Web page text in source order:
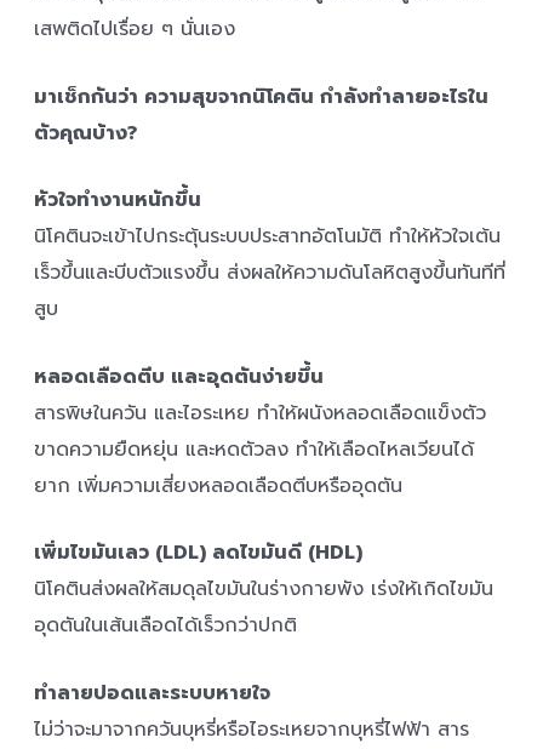
เสพติดไปเรื่อย ๆ นั่นเอง
มาเช็กกันว่า ความสุขจากนิโคติน กำลังทำลายอะไรใน
ตัวคุณบ้าง?
หัวใจทำงานหนักขึ้น
นิโคตินจะเข้าไปกระตุ้นระบบประสาทอัตโนมัติ ทำให้หัวใจเต้น
เร็วขึ้นและบีบตัวแรงขึ้น ส่งผลให้ความดันโลหิตสูงขึ้นทันทีที่
สูบ
หลอดเลือดตีบ และอุดตันง่ายขึ้น
สารพิษในควัน และไอระเหย ทำให้ผนังหลอดเลือดแข็งตัว
ขาดความยืดหยุ่น และหดตัวลง ทำให้เลือดไหลเวียนได้
ยาก เพิ่มความเสี่ยงหลอดเลือดตีบหรืออุดตัน
เพิ่มไขมันเลว (LDL) ลดไขมันดี (HDL)
นิโคตินส่งผลให้สมดุลไขมันในร่างกายพัง เร่งให้เกิดไขมัน
อุดตันในเส้นเลือดได้เร็วกว่าปกติ
ทำลายปอดและระบบหายใจ
ไม่ว่าจะมาจากควันบุหรี่หรือไอระเหยจากบุหรี่ไฟฟ้า สาร